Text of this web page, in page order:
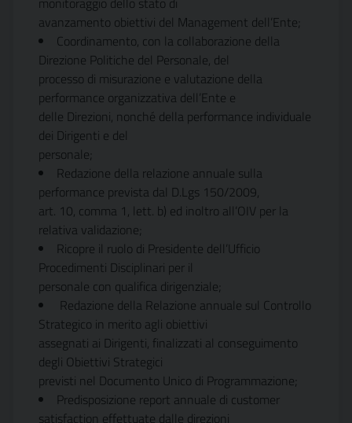
avanzamento obiettivi del Management dell’Ente;
Coordinamento, con la collaborazione della
Direzione Politiche del Personale, del
processo di misurazione e valutazione della
performance organizzativa dell’Ente e
delle Direzioni, nonché della performance individuale
dei Dirigenti e del
personale;
Redazione della relazione annuale sulla
performance prevista dal D.Lgs 150/2009,
art. 10, comma 1, lett. b) ed inoltro all’OIV per la
relativa validazione;
Ricopre il ruolo di Presidente dell’Ufficio
Procedimenti Disciplinari per il
personale con qualifica dirigenziale;
Redazione della Relazione annuale sul Controllo
Strategico in merito agli obiettivi
assegnati ai Dirigenti, finalizzati al conseguimento
degli Obiettivi Strategici
previsti nel Documento Unico di Programmazione;
Predisposizione report annuale di customer
satisfaction effettuate dalle direzioni